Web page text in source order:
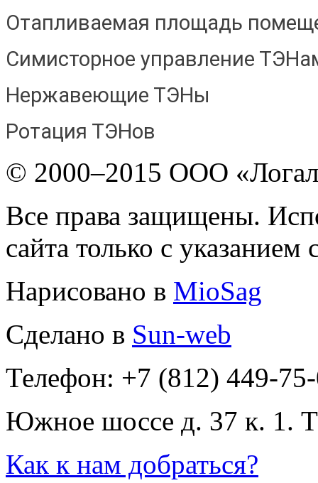
Отапливаемая площадь
Симисторное управление
Нержавеющие ТЭНы
Ротация ТЭНов
© 2000–2015 ООО
Все права защищены.
сайта только с
Нарисовано в MioSag
Сделано в Sun-web
Телефон: +7 (812) 449-
Южное шоссе д. 37 к. 1.
Как к нам добраться?